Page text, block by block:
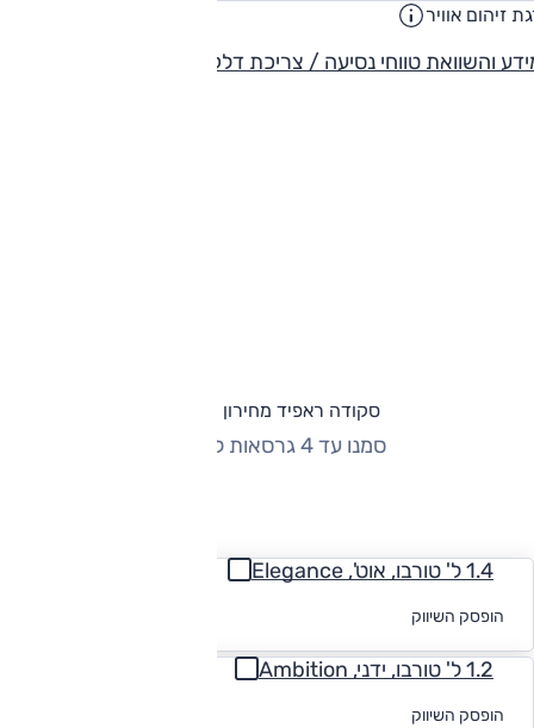
זיהום אוויר
והשוואת טווחי נסיעה / צריכת דלק
סקודה ראפיד מחירון וגרסאות
סמנו עד 4 גרסאות להשוואה
1.4 ל' טורבו, אוט', Elegance
הופסק השיווק
1.2 ל' טורבו, ידני, Ambition
הופסק השיווק